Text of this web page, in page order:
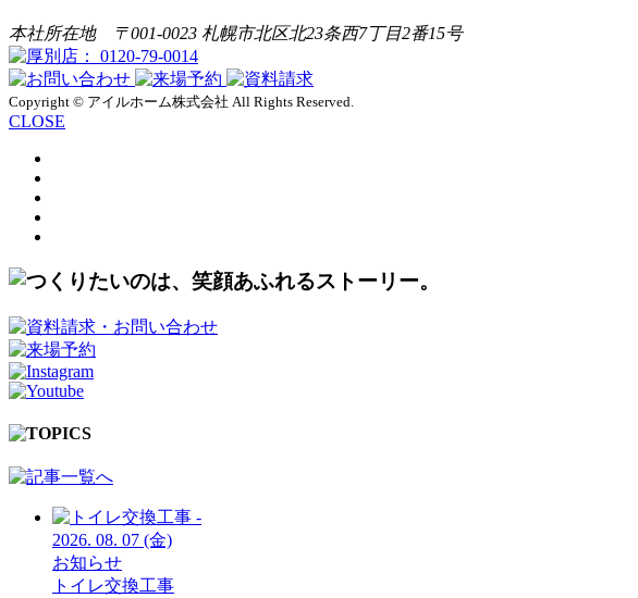
本社所在地 〒001-0023 札幌市北区北23条西7丁目2番15号
Copyright © アイルホーム株式会社 All Rights Reserved.
CLOSE
2026. 08. 07 (金)
お知らせ
トイレ交換工事